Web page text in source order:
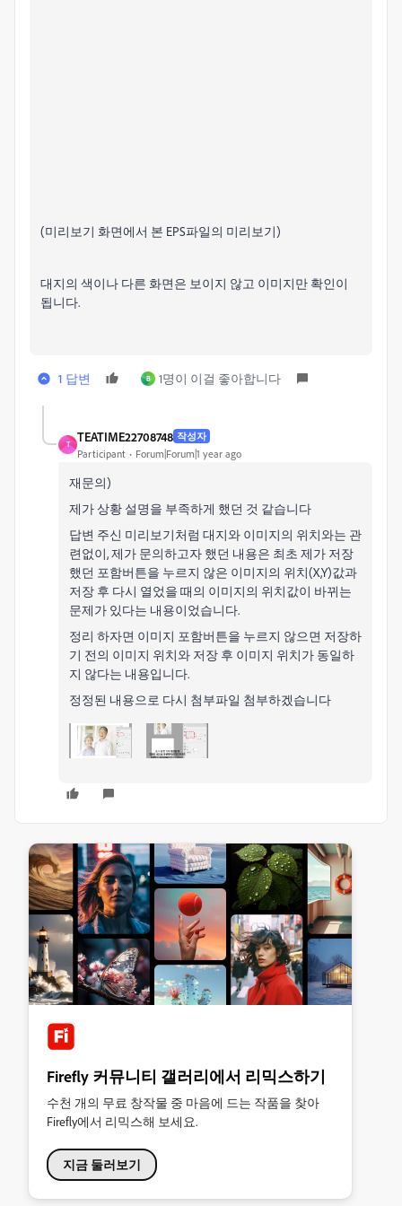
(미리보기 화면에서 본 EPS파일의 미리보기)
대지의 색이나 다른 화면은 보이지 않고 이미지만 확인이
됩니다.
1 답변 B 1명이 이걸 좋아합니다
T
TEATIME22708748 작성자
Participant Forum|Forum|1 year ago
재문의)
제가 상황 설명을 부족하게 했던 것 같습니다
답변 주신 미리보기처럼 대지와 이미지의 위치와는 관
련없이, 제가 문의하고자 했던 내용은 최초 제가 저장
했던 포함버튼을 누르지 않은 이미지의 위치(X,Y)값과
저장 후 다시 열었을 때의 이미지의 위치값이 바뀌는
문제가 있다는 내용이었습니다.
정리 하자면 이미지 포함버튼을 누르지 않으면 저장하
기 전의 이미지 위치와 저장 후 이미지 위치가 동일하
지 않다는 내용입니다.
정정된 내용으로 다시 첨부파일 첨부하겠습니다
Firefly 커뮤니티 갤러리에서 리믹스하기
수천 개의 무료 창작물 중 마음에 드는 작품을 찾아
Firefly에서 리믹스해 보세요.
지금 둘러보기